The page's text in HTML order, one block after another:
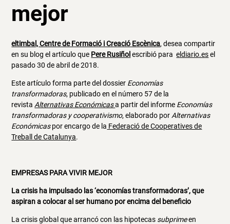
mejor
eltimbal, Centre de Formació i Creació Escènica, desea compartir
en su blog el artículo que Pere Rusiñol escribió paraeldiario.esel
pasado 30 de abril de 2018.
Este artículo forma parte del dossier Economías
transformadoras, publicado en el número 57 de la
revista Alternativas Económicasa partir del informe Economías
transformadoras y cooperativismo, elaborado por Alternativas
Económicaspor encargo de la Federació de Cooperatives de
Treball de Catalunya.
EMPRESAS PARA VIVIR MEJOR
La crisis ha impulsado las ‘economías transformadoras’, que
aspiran a colocar al ser humano por encima del beneficio
La crisis global que arrancó con las hipotecas subprimeen